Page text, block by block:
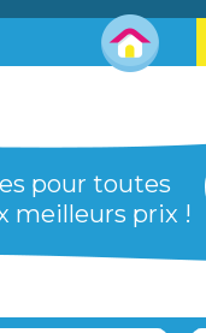
pour toutes
meilleurs prix !